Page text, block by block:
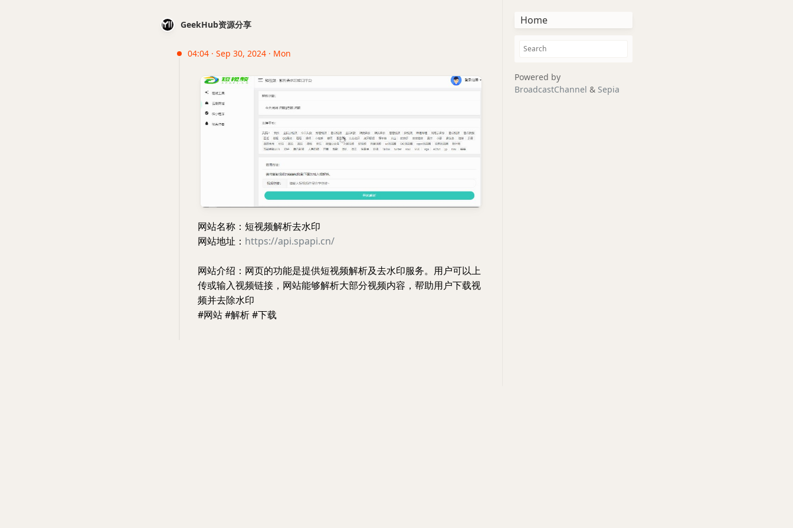
GeekHub资源分享
04:04 · Sep 30, 2024 · Mon
网站名称：短视频解析去水印
网站地址： https://api.spapi.cn/
网站介绍：网页的功能是提供短视频解析及去水印服务。用户可以上
传或输入视频链接，网站能够解析大部分视频内容，帮助用户下载视
频并去除水印
#网站 #解析 #下载
Home
Powered by
BroadcastChannel & Sepia